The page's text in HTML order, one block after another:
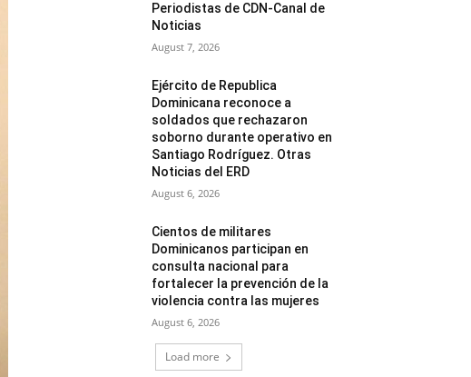
Periodistas de CDN-Canal de
Noticias
August 7, 2026
Ejército de Republica
Dominicana reconoce a
soldados que rechazaron
soborno durante operativo en
Santiago Rodríguez. Otras
Noticias del ERD
August 6, 2026
Cientos de militares
Dominicanos participan en
consulta nacional para
fortalecer la prevención de la
violencia contra las mujeres
August 6, 2026
Load more